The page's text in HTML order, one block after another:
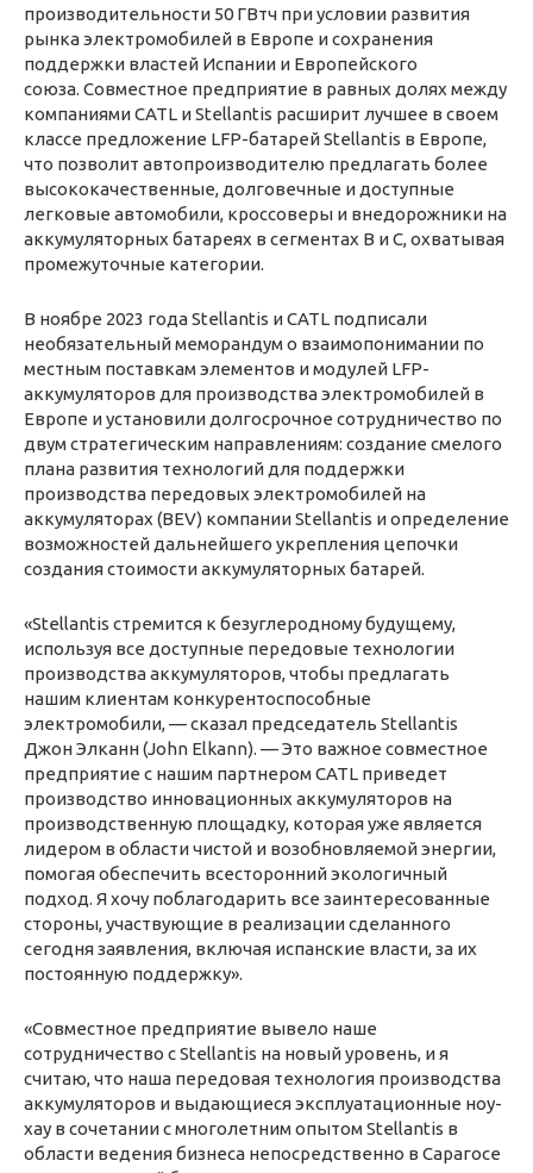
производительности 50 ГВтч при условии развития
рынка электромобилей в Европе и сохранения
поддержки властей Испании и Европейского
союза. Совместное предприятие в равных долях между
компаниями CATL и Stellantis расширит лучшее в своем
классе предложение LFP-батарей Stellantis в Европе,
что позволит автопроизводителю предлагать более
высококачественные, долговечные и доступные
легковые автомобили, кроссоверы и внедорожники на
аккумуляторных батареях в сегментах B и C, охватывая
промежуточные категории.
В ноябре 2023 года Stellantis и CATL подписали
необязательный меморандум о взаимопонимании по
местным поставкам элементов и модулей LFP-
аккумуляторов для производства электромобилей в
Европе и установили долгосрочное сотрудничество по
двум стратегическим направлениям: создание смелого
плана развития технологий для поддержки
производства передовых электромобилей на
аккумуляторах (BEV) компании Stellantis и определение
возможностей дальнейшего укрепления цепочки
создания стоимости аккумуляторных батарей.
«Stellantis стремится к безуглеродному будущему,
используя все доступные передовые технологии
производства аккумуляторов, чтобы предлагать
нашим клиентам конкурентоспособные
электромобили, — сказал председатель Stellantis
Джон Элканн (John Elkann). — Это важное совместное
предприятие с нашим партнером CATL приведет
производство инновационных аккумуляторов на
производственную площадку, которая уже является
лидером в области чистой и возобновляемой энергии,
помогая обеспечить всесторонний экологичный
подход. Я хочу поблагодарить все заинтересованные
стороны, участвующие в реализации сделанного
сегодня заявления, включая испанские власти, за их
постоянную поддержку».
«Совместное предприятие вывело наше
сотрудничество с Stellantis на новый уровень, и я
считаю, что наша передовая технология производства
аккумуляторов и выдающиеся эксплуатационные ноу-
хау в сочетании с многолетним опытом Stellantis в
области ведения бизнеса непосредственно в Сарагосе